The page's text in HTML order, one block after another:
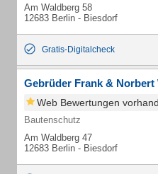
Am Waldberg 58
12683 Berlin - Biesdorf
Gratis-Digitalcheck
Gebrüder Frank & Norbert
Web Bewertungen
Bautenschutz
Am Waldberg 47
12683 Berlin - Biesdorf